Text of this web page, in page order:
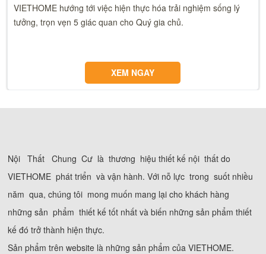
VIETHOME hướng tới việc hiện thực hóa trải nghiệm sống lý
tưởng, trọn vẹn 5 giác quan cho Quý gia chủ.
XEM NGAY
Nội Thất Chung Cư là thương hiệu thiết kế nội thất do
VIETHOME phát triển và vận hành. Với nỗ lực trong suốt nhiều
năm qua, chúng tôi mong muốn mang lại cho khách hàng
những sản phẩm thiết kế tốt nhất và biến những sản phẩm thiết
kế đó trở thành hiện thực.
Sản phẩm trên website là những sản phẩm của VIETHOME.